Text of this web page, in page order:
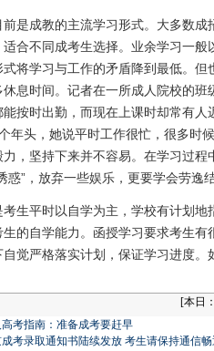
成教的主流学习形式。大多数成
合不同成考生选择。业余学习一
将学习与工作的矛盾降到最低。
休息时间。记者在一所成人院校的
按时出勤，而现在上课时却常有
年头，她说平时工作很忙，很多时
，坚持下来并不容易。在学习过
惑”，放弃一些娱乐，更要学会劳逸
平时以自学为主，学校有计划地
生的自学能力。函授学习要求考生
自觉严格落实计划，保证学习进度
[本日
高考指南：准备成考要赶早
考录取通知书陆续发放 考生请保持通信畅